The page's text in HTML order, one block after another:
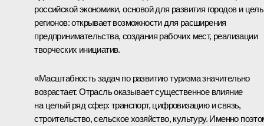
российской экономики, основой для развития городов и
регионов: открывает возможности для расширения
предпринимательства, создания рабочих мест, реализации
творческих инициатив.
«Масштабность задач по развитию туризма значительно
возрастает. Отрасль оказывает существенное влияние
на целый ряд сфер: транспорт, цифровизацию и связь,
строительство, сельское хозяйство, культуру. Именно